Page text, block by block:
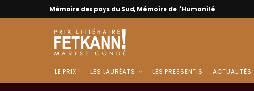
Mémoire des pays du Sud, Mémoire de l'Humanité
LE PRIX ! LES LAURÉATS LES PRESSENTIS ACTUALITÉS